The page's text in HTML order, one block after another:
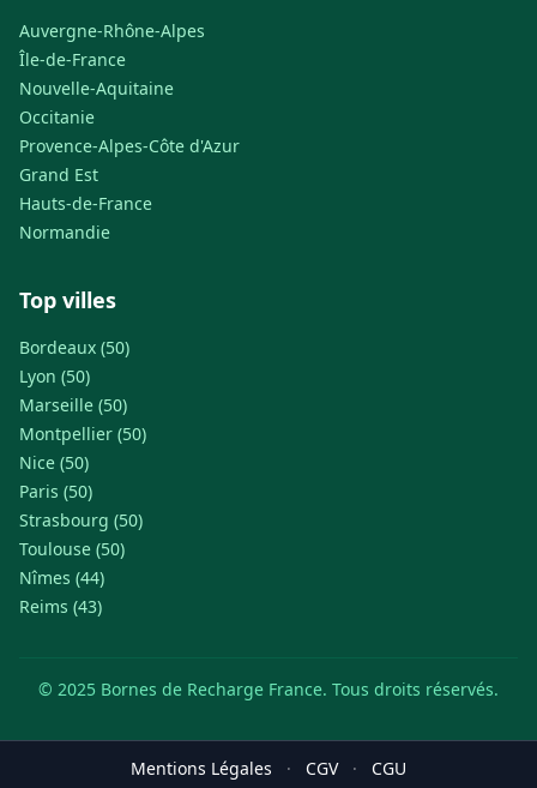
Auvergne-Rhône-Alpes
Île-de-France
Nouvelle-Aquitaine
Occitanie
Provence-Alpes-Côte d'Azur
Grand Est
Hauts-de-France
Normandie
Top villes
Bordeaux (50)
Lyon (50)
Marseille (50)
Montpellier (50)
Nice (50)
Paris (50)
Strasbourg (50)
Toulouse (50)
Nîmes (44)
Reims (43)
© 2025 Bornes de Recharge France. Tous droits réservés.
Mentions Légales · CGV · CGU